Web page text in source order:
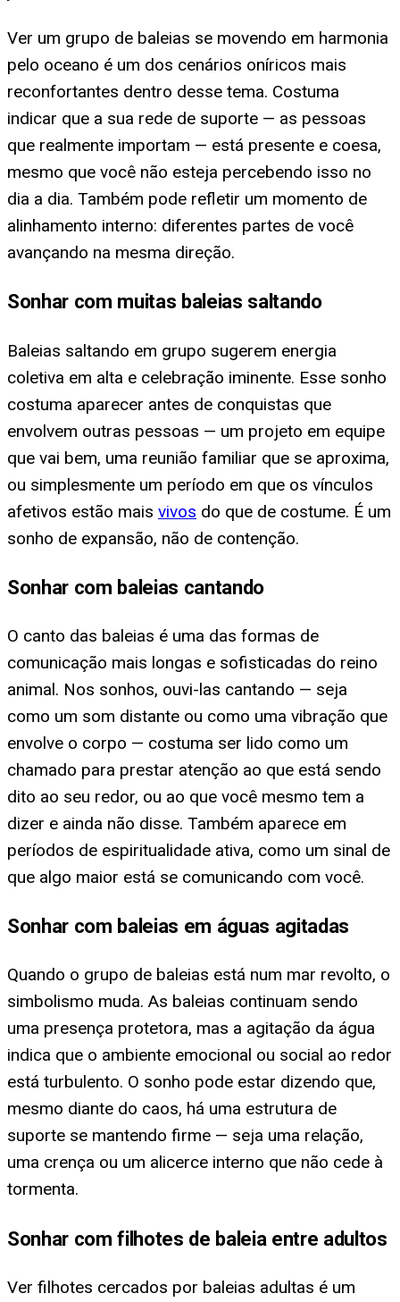
Ver um grupo de baleias se movendo em harmonia
pelo oceano é um dos cenários oníricos mais
reconfortantes dentro desse tema. Costuma
indicar que a sua rede de suporte — as pessoas
que realmente importam — está presente e coesa,
mesmo que você não esteja percebendo isso no
dia a dia. Também pode refletir um momento de
alinhamento interno: diferentes partes de você
avançando na mesma direção.
Sonhar com muitas baleias saltando
Baleias saltando em grupo sugerem energia
coletiva em alta e celebração iminente. Esse sonho
costuma aparecer antes de conquistas que
envolvem outras pessoas — um projeto em equipe
que vai bem, uma reunião familiar que se aproxima,
ou simplesmente um período em que os vínculos
afetivos estão mais vivos do que de costume. É um
sonho de expansão, não de contenção.
Sonhar com baleias cantando
O canto das baleias é uma das formas de
comunicação mais longas e sofisticadas do reino
animal. Nos sonhos, ouvi-las cantando — seja
como um som distante ou como uma vibração que
envolve o corpo — costuma ser lido como um
chamado para prestar atenção ao que está sendo
dito ao seu redor, ou ao que você mesmo tem a
dizer e ainda não disse. Também aparece em
períodos de espiritualidade ativa, como um sinal de
que algo maior está se comunicando com você.
Sonhar com baleias em águas agitadas
Quando o grupo de baleias está num mar revolto, o
simbolismo muda. As baleias continuam sendo
uma presença protetora, mas a agitação da água
indica que o ambiente emocional ou social ao redor
está turbulento. O sonho pode estar dizendo que,
mesmo diante do caos, há uma estrutura de
suporte se mantendo firme — seja uma relação,
uma crença ou um alicerce interno que não cede à
tormenta.
Sonhar com filhotes de baleia entre adultos
Ver filhotes cercados por baleias adultas é um